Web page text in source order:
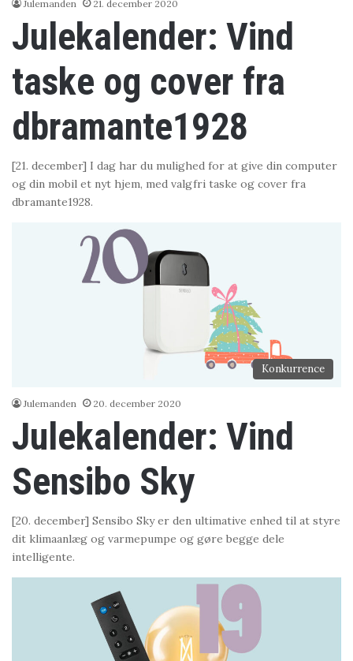
Julemanden 21. december 2020
Julekalender: Vind
taske og cover fra
dbramante1928
[21. december] I dag har du mulighed for at give din computer
og din mobil et nyt hjem, med valgfri taske og cover fra
dbramante1928.
Konkurrence
Julemanden 20. december 2020
Julekalender: Vind
Sensibo Sky
[20. december] Sensibo Sky er den ultimative enhed til at styre
dit klimaanlæg og varmepumpe og gøre begge dele
intelligente.